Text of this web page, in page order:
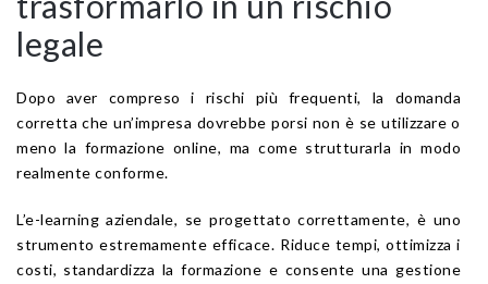
legale
Dopo aver compreso i rischi più frequenti, la domanda
corretta che un’impresa dovrebbe porsi non è se utilizzare o
meno la formazione online, ma come strutturarla in modo
realmente conforme.
L’e-learning aziendale, se progettato correttamente, è uno
strumento estremamente efficace. Riduce tempi, ottimizza i
costi, standardizza la formazione e consente una gestione